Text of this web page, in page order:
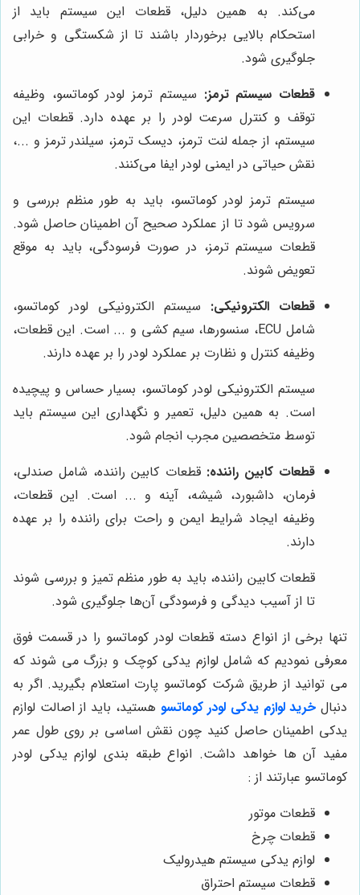
می‌کند. به همین دلیل، قطعات این سیستم باید از
استحکام بالایی برخوردار باشند تا از شکستگی و خرابی
جلوگیری شود.
قطعات سیستم ترمز: سیستم ترمز لودر کوماتسو، وظیفه
توقف و کنترل سرعت لودر را بر عهده دارد. قطعات این
سیستم، از جمله لنت ترمز، دیسک ترمز، سیلندر ترمز و ...،
نقش حیاتی در ایمنی لودر ایفا می‌کنند.
سیستم ترمز لودر کوماتسو، باید به طور منظم بررسی و
سرویس شود تا از عملکرد صحیح آن اطمینان حاصل شود.
قطعات سیستم ترمز، در صورت فرسودگی، باید به موقع
تعویض شوند.
قطعات الکترونیکی: سیستم الکترونیکی لودر کوماتسو،
شامل ECU، سنسورها، سیم کشی و ... است. این قطعات،
وظیفه کنترل و نظارت بر عملکرد لودر را بر عهده دارند.
سیستم الکترونیکی لودر کوماتسو، بسیار حساس و پیچیده
است. به همین دلیل، تعمیر و نگهداری این سیستم باید
توسط متخصصین مجرب انجام شود.
قطعات کابین راننده: قطعات کابین راننده، شامل صندلی،
فرمان، داشبورد، شیشه، آینه و ... است. این قطعات،
وظیفه ایجاد شرایط ایمن و راحت برای راننده را بر عهده
دارند.
قطعات کابین راننده، باید به طور منظم تمیز و بررسی شوند
تا از آسیب دیدگی و فرسودگی آن‌ها جلوگیری شود.
تنها برخی از انواع دسته قطعات لودر کوماتسو را در قسمت فوق
معرفی نمودیم که شامل لوازم یدکی کوچک و بزرگ می شوند که
می توانید از طریق شرکت کوماتسو پارت استعلام بگیرید. اگر به
دنبال خرید لوازم یدکی لودر کوماتسو هستید، باید از اصالت لوازم
یدکی اطمینان حاصل کنید چون نقش اساسی بر روی طول عمر
مفید آن ها خواهد داشت. انواع طبقه بندی لوازم یدکی لودر
کوماتسو عبارتند از :
قطعات موتور
قطعات چرخ
لوازم یدکی سیستم هیدرولیک
قطعات سیستم احتراق